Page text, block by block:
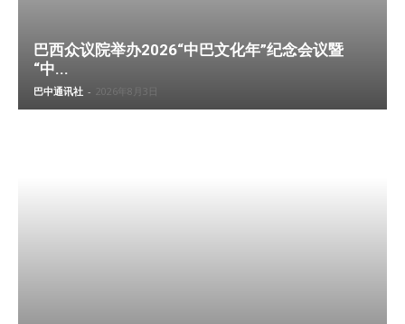
巴西众议院举办2026“中巴文化年”纪念会议暨
“中...
巴中通讯社 - 2026年8月3日